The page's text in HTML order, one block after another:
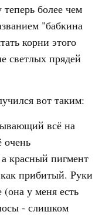
более чем
"бабкина
корни этого
светлых прядей
вот таким:
всё на
очень
красный пигмент
прибитый. Руки
(она у меня есть
- слишком